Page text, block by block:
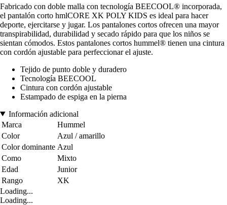
Fabricado con doble malla con tecnología BEECOOL® incorporada,
el pantalón corto hmlCORE XK POLY KIDS es ideal para hacer
deporte, ejercitarse y jugar. Los pantalones cortos ofrecen una mayor
transpirabilidad, durabilidad y secado rápido para que los niños se
sientan cómodos. Estos pantalones cortos hummel® tienen una cintura
con cordón ajustable para perfeccionar el ajuste.
Tejido de punto doble y duradero
Tecnología BEECOOL
Cintura con cordón ajustable
Estampado de espiga en la pierna
Información adicional
Marca
Hummel
Color
Azul / amarillo
Color dominante Azul
Como
Mixto
Edad
Junior
Rango
XK
Loading...
Loading...